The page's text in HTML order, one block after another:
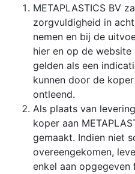
METAPLASTICS BV
zorgvuldigheid in
nemen en bij de
hier en op de
gelden als een
kunnen door de
ontleend.
Als plaats van
koper aan
gemaakt. Indien niet
overeengekomen,
enkel aan opgegeven